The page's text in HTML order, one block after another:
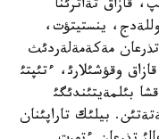
قازاق تةاترئنا
ينستيتؤت،
مةكةمةلةردئث
وقؤشئلارئ، ءتئپتئ
بئلمةيتئندئگئ
بيلئك تاراپئنان